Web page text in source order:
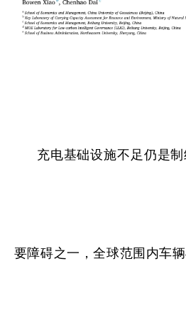
充电基础设施不足仍是
要障碍之一，全球范围内车